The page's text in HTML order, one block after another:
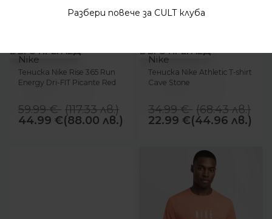
БЪРЗ ПРЕГЛЕД
Nike
Тениска Nike Rise 365 Run
Energy Dri-FIT Picante Red
59.99€ (117.33лв.)
44.99 €(88.00 лв.)
БЪРЗ ПРЕГЛЕД
Nike
Тениска Nike Athletic T-shirt
Cave Stone
34.99€ (68.43лв.)
22.99 €(44.96 лв.)
Разбери повече за CULT клуба